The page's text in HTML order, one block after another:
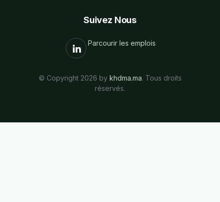
Suivez Nous
Parcourir les emplois
© Copyright 2026 by khdma.ma. Tous droits
réservés.